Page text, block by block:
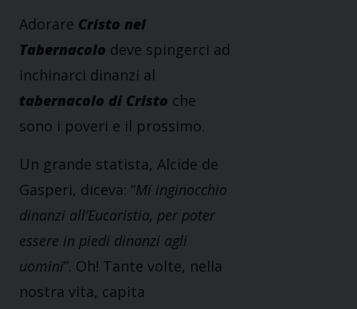
Adorare Cristo nel
Tabernacolo deve spingerci ad
inchinarci dinanzi al
tabernacolo di Cristo che
sono i poveri e il prossimo.
Un grande statista, Alcide de
Gasperi, diceva: “Mi inginocchio
dinanzi all’Eucaristia, per poter
essere in piedi dinanzi agli
uomini”. Oh! Tante volte, nella
nostra vita, capita